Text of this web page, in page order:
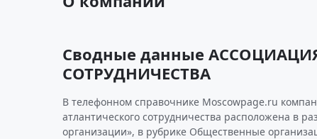
Сводные данные
СОТРУДНИЧЕСТВА
В телефонном справочнике Moscowpage.ru
атлантического сотрудничества расположена в
организации», в рубрике Общественные